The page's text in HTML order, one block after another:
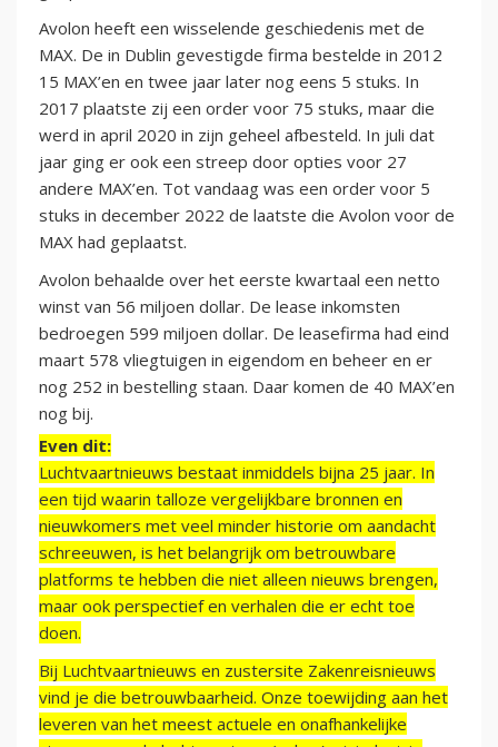
Avolon heeft een wisselende geschiedenis met de
MAX. De in Dublin gevestigde firma bestelde in 2012
15 MAX’en en twee jaar later nog eens 5 stuks. In
2017 plaatste zij een order voor 75 stuks, maar die
werd in april 2020 in zijn geheel afbesteld. In juli dat
jaar ging er ook een streep door opties voor 27
andere MAX’en. Tot vandaag was een order voor 5
stuks in december 2022 de laatste die Avolon voor de
MAX had geplaatst.
Avolon behaalde over het eerste kwartaal een netto
winst van 56 miljoen dollar. De lease inkomsten
bedroegen 599 miljoen dollar. De leasefirma had eind
maart 578 vliegtuigen in eigendom en beheer en er
nog 252 in bestelling staan. Daar komen de 40 MAX’en
nog bij.
Even dit:
Luchtvaartnieuws bestaat inmiddels bijna 25 jaar. In
een tijd waarin talloze vergelijkbare bronnen en
nieuwkomers met veel minder historie om aandacht
schreeuwen, is het belangrijk om betrouwbare
platforms te hebben die niet alleen nieuws brengen,
maar ook perspectief en verhalen die er echt toe
doen.
Bij Luchtvaartnieuws en zustersite Zakenreisnieuws
vind je die betrouwbaarheid. Onze toewijding aan het
leveren van het meest actuele en onafhankelijke